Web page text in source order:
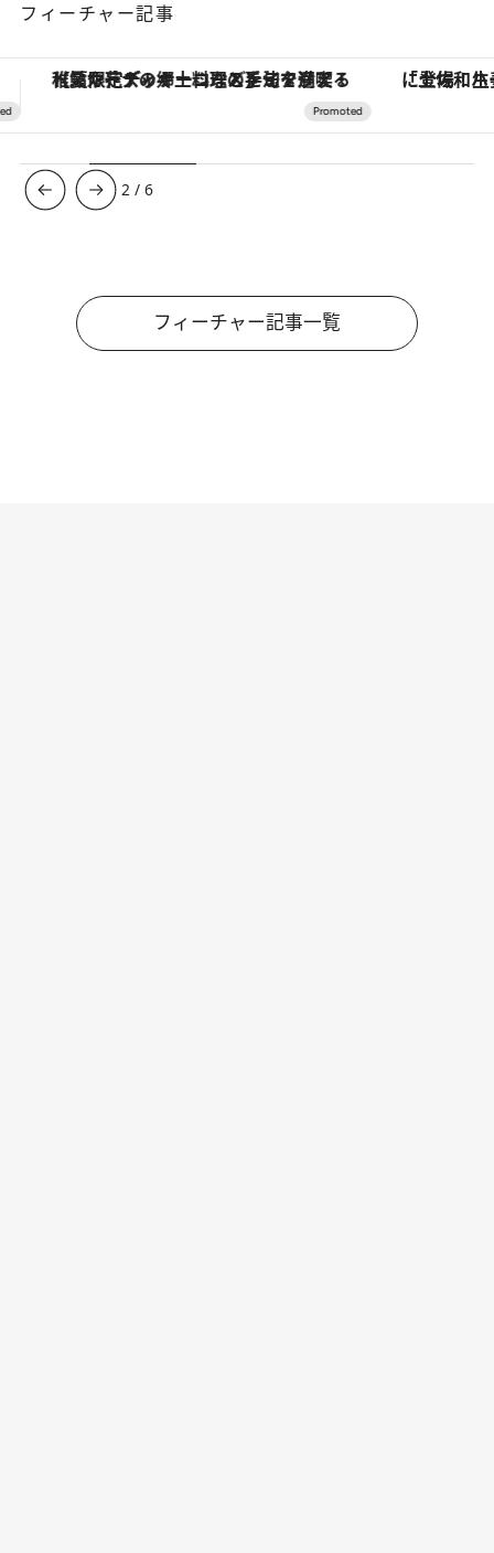
フィーチャー記事
「土佐和ハーブかき氷」がOMO7高知に登場！生姜、山椒、大葉など目にも舌にも涼を呼ぶ郷土の味
3 /6
フィーチャー記事一覧